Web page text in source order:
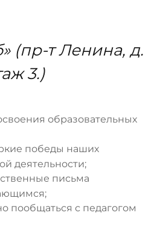
(пр-т Ленина, д.
3.)
образовательных
победы наших
деятельности;
письма
пообщаться с педагогом